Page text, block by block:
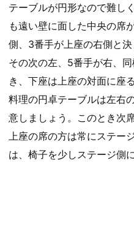
テーブルが円形なので難し
も遠い壁に面した中央の席
側、3番手が上座の右側と
その次の左、5番手が右、
き、下座は上座の対面に座
料理の円卓テーブルは左右
意しましょう。このとき次
上座の席の方は常にステー
は、椅子を少しステージ側